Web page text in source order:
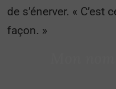
de s’énerver. « C’est
façon. »